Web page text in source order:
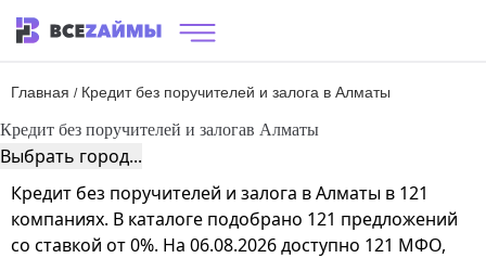
Главная / Кредит без поручителей и залога в Алматы
Кредит без поручителей и залогав Алматы
Выбрать город...
Кредит без поручителей и залога в Алматы в 121
компаниях. В каталоге подобрано 121 предложений
со ставкой от 0%. На 06.08.2026 доступно 121 МФО,